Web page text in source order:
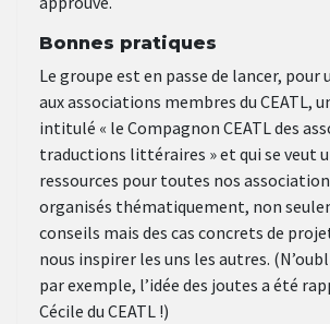
Bonnes pratiques
Le groupe est en passe de lancer, pour
aux associations membres du CEATL,
intitulé « le Compagnon CEATL des
traductions littéraires » et qui se veut
ressources pour toutes nos
organisés thématiquement, non
conseils mais des cas concrets de
nous inspirer les uns les autres.
par exemple, l’idée des joutes a été
Cécile du CEATL !)